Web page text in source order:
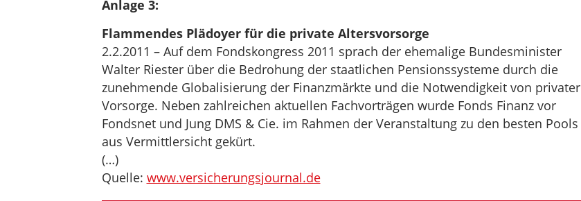
Anlage 3:
Flammendes Plädoyer für die private Altersvorsorge
2.2.2011 – Auf dem Fondskongress 2011 sprach der ehemalige Bundesminister
Walter Riester über die Bedrohung der staatlichen Pensionssysteme durch die
zunehmende Globalisierung der Finanzmärkte und die Notwendigkeit von privater
Vorsorge. Neben zahlreichen aktuellen Fachvorträgen wurde Fonds Finanz vor
Fondsnet und Jung DMS & Cie. im Rahmen der Veranstaltung zu den besten Pools
aus Vermittlersicht gekürt.
(…)
Quelle: www.versicherungsjournal.de